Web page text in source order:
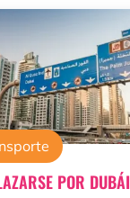
POR DUBÁI